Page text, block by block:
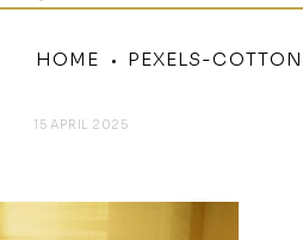
HOME PEXELS-
15 APRIL 2025